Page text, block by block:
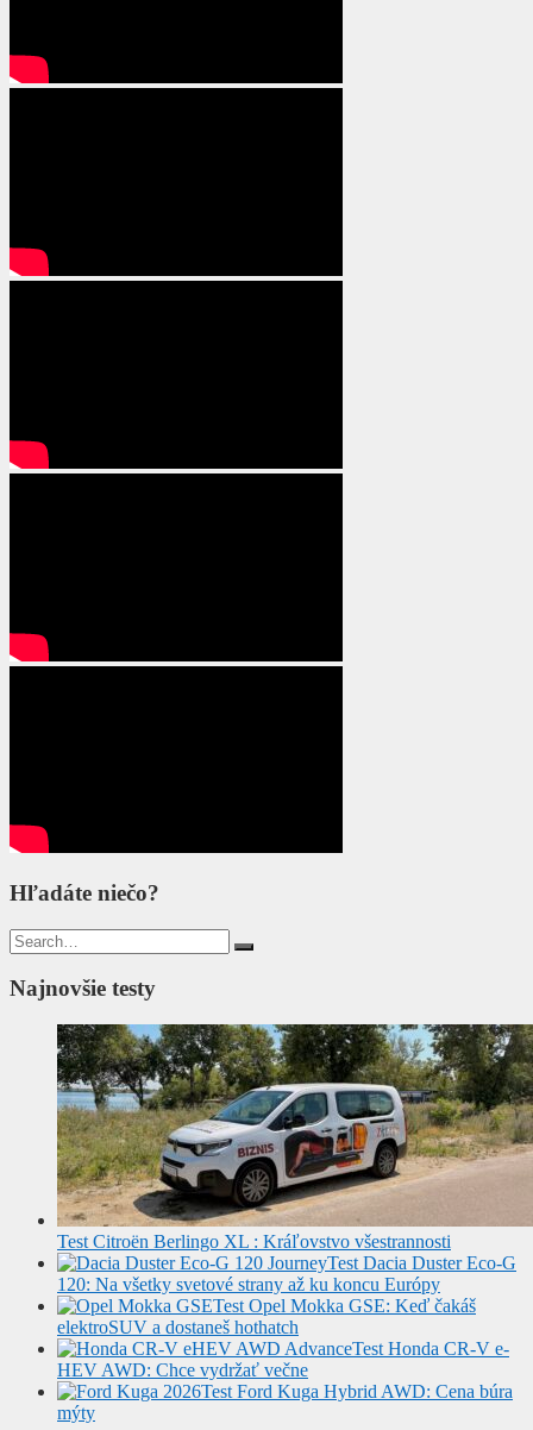
Hľadáte niečo?
Search
for:
Najnovšie testy
Test Citroën Berlingo XL : Kráľovstvo všestrannosti
Test Dacia Duster Eco-G
120: Na všetky svetové strany až ku koncu Európy
Test Opel Mokka GSE: Keď čakáš
elektroSUV a dostaneš hothatch
Test Honda CR-V e-
HEV AWD: Chce vydržať večne
Test Ford Kuga Hybrid AWD: Cena búra
mýty